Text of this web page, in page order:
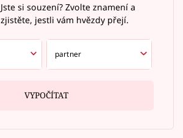
Jste si souzení? Zvolte znamení a
zjistěte, jestli vám hvězdy přejí.
VYPOČÍTAT